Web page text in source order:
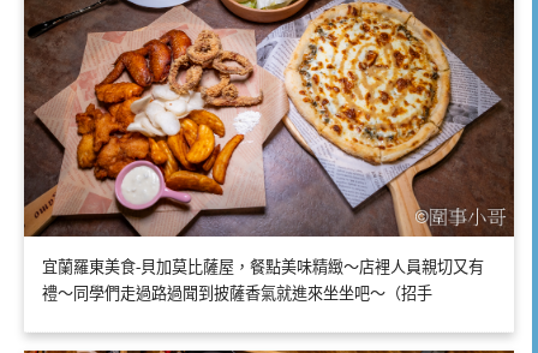
宜蘭羅東美食-貝加莫比薩屋，餐點美味精緻～店裡人員親切又有
禮～同學們走過路過聞到披薩香氣就進來坐坐吧～（招手